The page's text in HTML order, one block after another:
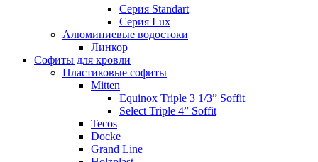
Серия Standart
Серия Lux
Алюминиевые водостоки
Линкор
Софиты для кровли
Пластиковые софиты
Mitten
Equinox Triple 3 1/3” Soffit
Select Triple 4” Soffit
Tecos
Docke
Grand Line